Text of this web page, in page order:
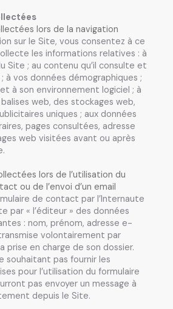
lors de la navigation
sur le Site, vous consentez à ce
les informations relatives : à
Site ; au contenu qu’il consulte et
à vos données démographiques ;
à son environnement logiciel ; à
web, des stockages web,
uniques ; aux données
pages consultées, adresse
web visitées avant ou après
lors de l’utilisation du
ou de l’envoi d’un email
de contact par l’Internaute
par « l’éditeur » des données
: nom, prénom, adresse e-
volontairement par
prise en charge de son dossier.
souhaitant pas fournir les
pour l’utilisation du formulaire
pas envoyer un message à
depuis le Site.